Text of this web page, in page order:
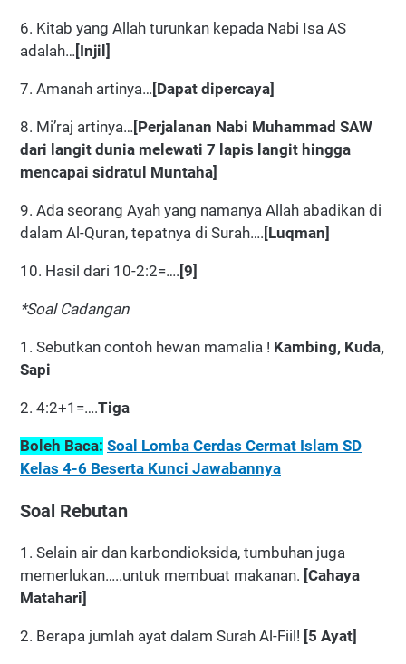
6. Kitab yang Allah turunkan kepada Nabi Isa AS
adalah… [Injil]
7. Amanah artinya… [Dapat dipercaya]
8. Mi’raj artinya… [Perjalanan Nabi Muhammad SAW
dari langit dunia melewati 7 lapis langit hingga
mencapai sidratul Muntaha]
9. Ada seorang Ayah yang namanya Allah abadikan di
dalam Al-Quran, tepatnya di Surah…. [Luqman]
10. Hasil dari 10-2:2=…. [9]
*Soal Cadangan
1. Sebutkan contoh hewan mamalia ! Kambing, Kuda,
Sapi
2. 4:2+1=….Tiga
Boleh Baca: Soal Lomba Cerdas Cermat Islam SD
Kelas 4-6 Beserta Kunci Jawabannya
Soal Rebutan
1. Selain air dan karbondioksida, tumbuhan juga
memerlukan…..untuk membuat makanan. [Cahaya
Matahari]
2. Berapa jumlah ayat dalam Surah Al-Fiil! [5 Ayat]